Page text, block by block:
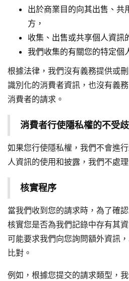
出於商業目的向其出售、共
方，
收集、出售或共享個人資訊
我們收集的有關您的特定個
根據法律，我們沒有義務提供或
識別化的消費者資訊，也沒有義
消費者的請求。
消費者行使隱私權的不受
如果您行使隱私權，我們不會進
人資訊的使用和披露，我們不處
核實程序
當我們收到您的請求時，為了確
核實您是否為我們記錄中存有其
可能要求我們向您詢問額外資訊
比對。
例如，根據您提交的請求類型，